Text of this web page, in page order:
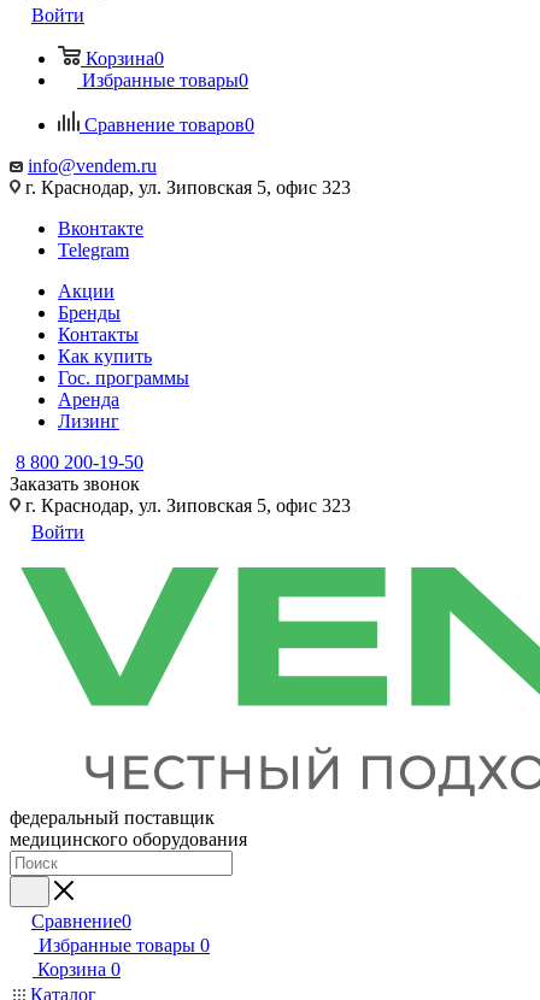
Войти
Корзина0
Избранные товары0
Сравнение товаров0
info@vendem.ru
г. Краснодар, ул. Зиповская 5, офис 323
Вконтакте
Telegram
Акции
Бренды
Контакты
Как купить
Гос. программы
Аренда
Лизинг
8 800 200-19-50
Заказать звонок
г. Краснодар, ул. Зиповская 5, офис 323
Войти
федеральный поставщик
медицинского оборудования
Сравнение0
Избранные товары 0
Корзина 0
Каталог